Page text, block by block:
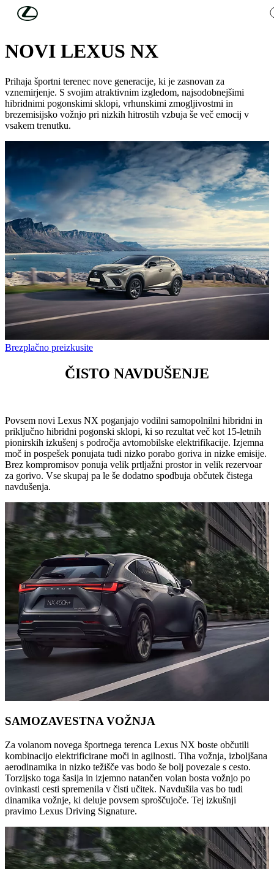
Skip to Main Content
MODELI VOZIL
NOVI LEXUS NX
Prihaja športni terenec nove generacije, ki je zasnovan za
vznemirjenje. S svojim atraktivnim izgledom, najsodobnejšimi
hibridnimi pogonskimi sklopi, vrhunskimi zmogljivostmi in
brezemisijsko vožnjo pri nizkih hitrostih vzbuja še več emocij v
vsakem trenutku.
Brezplačno preizkusite
ČISTO NAVDUŠENJE
Povsem novi Lexus NX poganjajo vodilni samopolnilni hibridni in
priključno hibridni pogonski sklopi, ki so rezultat več kot 15-letnih
pionirskih izkušenj s področja avtomobilske elektrifikacije. Izjemna
moč in pospešek ponujata tudi nizko porabo goriva in nizke emisije.
Brez kompromisov ponuja velik prtljažni prostor in velik rezervoar
za gorivo. Vse skupaj pa le še dodatno spodbuja občutek čistega
navdušenja.
SAMOZAVESTNA VOŽNJA
Za volanom novega športnega terenca Lexus NX boste občutili
kombinacijo elektrificirane moči in agilnosti. Tiha vožnja, izboljšana
aerodinamika in nizko težišče vas bodo še bolj povezale s cesto.
Torzijsko toga šasija in izjemno natančen volan bosta vožnjo po
ovinkasti cesti spremenila v čisti učitek. Navdušila vas bo tudi
dinamika vožnje, ki deluje povsem sproščujoče. Tej izkušnji
pravimo Lexus Driving Signature.